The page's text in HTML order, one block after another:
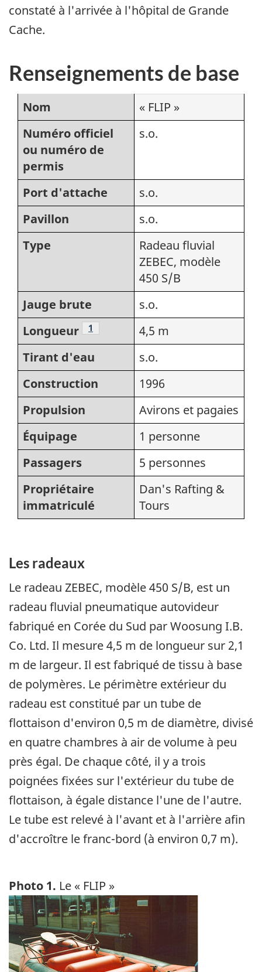
constaté à l'arrivée à l'hôpital de Grande
Cache.
Renseignements de base
Nom
« FLIP »
Numéro officiel
ou numéro de
permis
s.o.
Port d'attache
s.o.
Pavillon
s.o.
Type
Radeau fluvial
ZEBEC, modèle
450 S/B
Jauge brute
s.o.
Longueur
Note de bas de page
1
4,5 m
Tirant d'eau
s.o.
Construction
1996
Propulsion
Avirons et pagaies
Équipage
1 personne
Passagers
5 personnes
Propriétaire
immatriculé
Dan's Rafting &
Tours
Les radeaux
Le radeau ZEBEC, modèle 450 S/B, est un
radeau fluvial pneumatique autovideur
fabriqué en Corée du Sud par Woosung I.B.
Co. Ltd. Il mesure 4,5 m de longueur sur 2,1
m de largeur. Il est fabriqué de tissu à base
de polymères. Le périmètre extérieur du
radeau est constitué par un tube de
flottaison d'environ 0,5 m de diamètre, divisé
en quatre chambres à air de volume à peu
près égal. De chaque côté, il y a trois
poignées fixées sur l'extérieur du tube de
flottaison, à égale distance l'une de l'autre.
Le tube est relevé à l'avant et à l'arrière afin
d'accroître le franc-bord (à environ 0,7 m).
Photo 1. Le « FLIP »
Image